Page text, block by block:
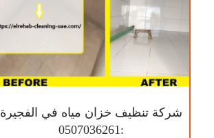
شركة تنظيف خزان مياه في الفجيرة
:0507036261